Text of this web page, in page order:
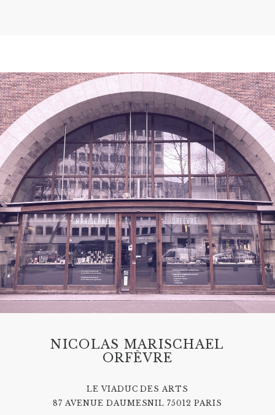
NICOLAS MARISCHAEL
ORFÈVRE
LE VIADUC DES ARTS
87 AVENUE DAUMESNIL 75012 PARIS